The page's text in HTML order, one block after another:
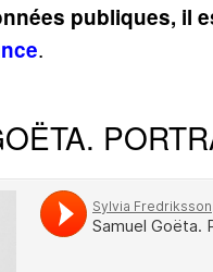
publiques, il
.